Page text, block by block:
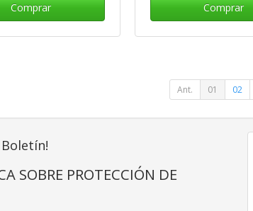
Comprar Comprar
Ant. 01 02
SOBRE PROTECCIÓN DE